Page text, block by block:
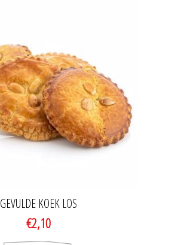
GEVULDE KOEK LOS
€2,10